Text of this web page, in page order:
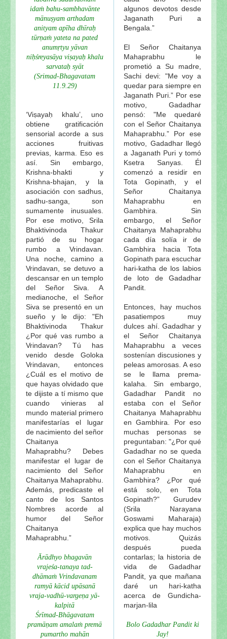
idaṁ bahu-sambhavānte
mānuṣyam arthadam
anityam apīha dhīraḥ
tūrṇaṁ yateta na pated
anumṛtyu yāvan
niḥśreyasāya viṣayaḥ khalu
sarvataḥ syāt
(Srimad-Bhagavatam
11.9.29)
‘Viṣayaḥ khalu’, uno
obtiene gratificación
sensorial acorde a sus
acciones fruitivas
previas, karma. Eso es
así. Sin embargo,
Krishna-bhakti y
Krishna-bhajan, y la
asociación con sadhus,
sadhu-sanga, son
sumamente inusuales.
Por ese motivo, Srila
Bhaktivinoda Thakur
partió de su hogar
rumbo a Vrindavan.
Una noche, camino a
Vrindavan, se detuvo a
descansar en un templo
del Señor Siva. A
medianoche, el Señor
Siva se presentó en un
sueño y le dijo: "Eh
Bhaktivinoda Thakur
¿Por qué vas rumbo a
Vrindavan? Tú has
venido desde Goloka
Vrindavan, entonces
¿Cuál es el motivo de
que hayas olvidado que
te dijiste a tí mismo que
cuando vinieras al
mundo material primero
manifestarías el lugar
de nacimiento del señor
Chaitanya
Mahaprabhu? Debes
manifestar el lugar de
nacimiento del Señor
Chaitanya Mahaprabhu.
Además, predicaste el
canto de los Santos
Nombres acorde al
humor del Señor
Chaitanya
Mahaprabhu.”
Ārādhyo bhagavān
vrajeśa-tanaya tad-
dhāmaṁ Vrindavanam
ramyā kācid upāsanā
vraja-vadhū-vargeṇa yā-
kalpitā
Śrīmad-Bhāgavatam
pramāṇam amalaṁ premā
pumartho mahān
algunos devotos desde
Jaganath Puri a
Bengala.”
El Señor Chaitanya
Mahaprabhu le
prometió a Su madre,
Sachi devi: "Me voy a
quedar para siempre en
Jaganath Puri.” Por ese
motivo, Gadadhar
pensó: "Me quedaré
con el Señor Chaitanya
Mahaprabhu.” Por ese
motivo, Gadadhar llegó
a Jaganath Puri y tomó
Ksetra Sanyas. Él
comenzó a residir en
Tota Gopinath, y el
Señor Chaitanya
Mahaprabhu en
Gambhira. Sin
embargo, el Señor
Chaitanya Mahaprabhu
cada día solía ir de
Gambhira hacia Tota
Gopinath para escuchar
hari-katha de los labios
de loto de Gadadhar
Pandit.
Entonces, hay muchos
pasatiempos muy
dulces ahí. Gadadhar y
el Señor Chaitanya
Mahaprabhu a veces
sostenían discusiones y
peleas amorosas. A eso
se le llama prema-
kalaha. Sin embargo,
Gadadhar Pandit no
estaba con el Señor
Chaitanya Mahaprabhu
en Gambhira. Por eso
muchas personas se
preguntaban: "¿Por qué
Gadadhar no se queda
con el Señor Chaitanya
Mahaprabhu en
Gambhira? ¿Por qué
está solo, en Tota
Gopinath?” Gurudev
(Srila Narayana
Goswami Maharaja)
explica que hay muchos
motivos. Quizás
después pueda
contarlas; la historia de
vida de Gadadhar
Pandit, ya que mañana
daré un hari-katha
acerca de Gundicha-
marjan-lila
Bolo Gadadhar Pandit ki
Jay!